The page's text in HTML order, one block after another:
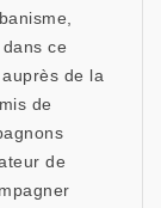
ce
de la
de
de